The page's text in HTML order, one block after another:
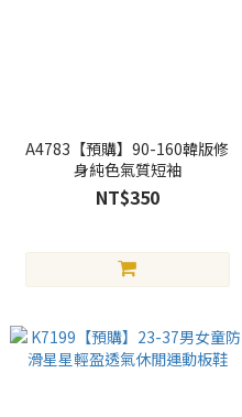
A4783【預購】90-160韓版修
身純色氣質短袖
NT$350